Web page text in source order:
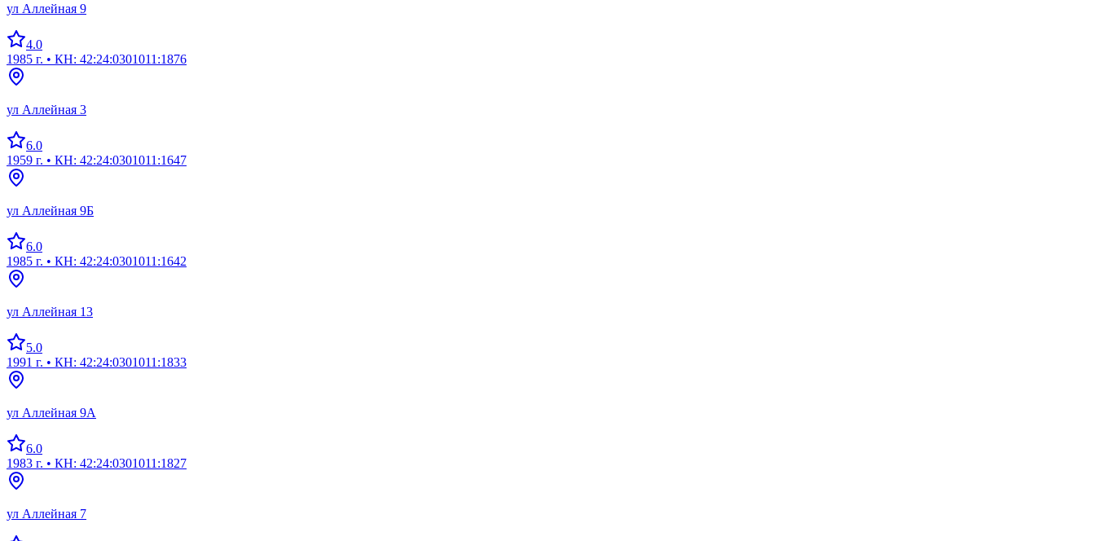
ул Аллейная 9
4.0
1985 г. • КН: 42:24:0301011:1876
ул Аллейная 3
6.0
1959 г. • КН: 42:24:0301011:1647
ул Аллейная 9Б
6.0
1985 г. • КН: 42:24:0301011:1642
ул Аллейная 13
5.0
1991 г. • КН: 42:24:0301011:1833
ул Аллейная 9А
6.0
1983 г. • КН: 42:24:0301011:1827
ул Аллейная 7